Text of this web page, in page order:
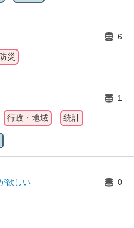
6
防災
1
行政・地域 統計
欲しい
0